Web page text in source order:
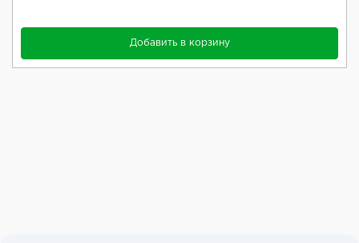
Добавить в корзину